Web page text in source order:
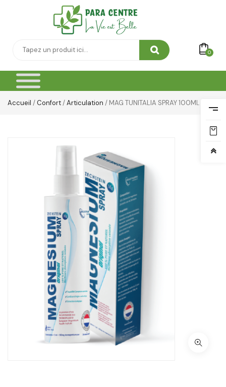
0
Accueil /Confort/Articulation / MAG TUNITALIA SPRAY 100ML
Thé & Tisanes
Toilette & Soin Bébé
Vêtement Amincissant